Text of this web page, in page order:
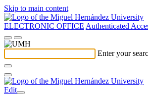
Skip to main content
ELECTRONIC OFFICE Authenticated
Enter your
Edit